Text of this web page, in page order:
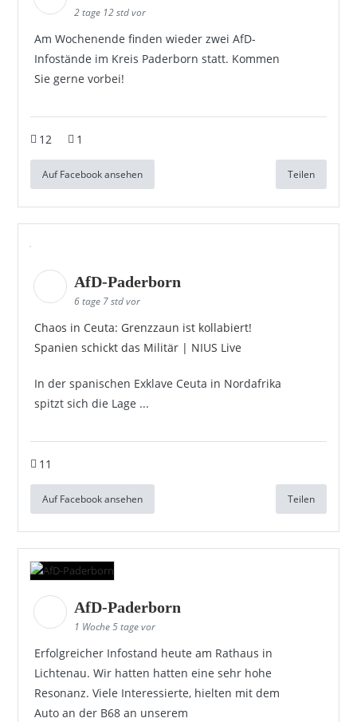
2 tage 12 std vor
Am Wochenende finden wieder zwei AfD-
Infostände im Kreis Paderborn statt. Kommen
Sie gerne vorbei!
12 1
Auf Facebook ansehen Teilen
AfD-Paderborn
6 tage 7 std vor
Chaos in Ceuta: Grenzzaun ist kollabiert!
Spanien schickt das Militär | NIUS Live
In der spanischen Exklave Ceuta in Nordafrika
spitzt sich die Lage ...
11
Auf Facebook ansehen Teilen
AfD-Paderborn
1 Woche 5 tage vor
Erfolgreicher Infostand heute am Rathaus in
Lichtenau. Wir hatten hatten eine sehr hohe
Resonanz. Viele Interessierte, hielten mit dem
Auto an der B68 an unserem